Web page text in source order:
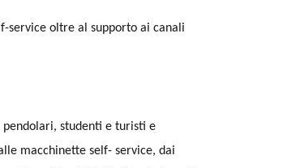
service oltre al supporto ai canali
studenti e turisti e
macchinette self- service, dai